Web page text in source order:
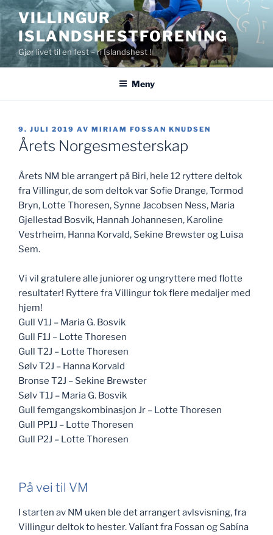
Gå
til
innhold
VILLINGUR
ISLANDSHESTFORENING
Gjør livet til en fest – ri Islandshest !
Meny
PUBLISERT
9. JULI 2019 AV MIRIAM FOSSAN KNUDSEN
Årets Norgesmesterskap
Årets NM ble arrangert på Biri, hele 12 ryttere deltok
fra Villingur, de som deltok var Sofie Drange, Tormod
Bryn, Lotte Thoresen, Synne Jacobsen Ness, Maria
Gjellestad Bosvik, Hannah Johannesen, Karoline
Vestrheim, Hanna Korvald, Sekine Brewster og Luisa
Sem.
Vi vil gratulere alle juniorer og ungryttere med flotte
resultater! Ryttere fra Villingur tok flere medaljer med
hjem!
Gull V1J – Maria G. Bosvik
Gull F1J – Lotte Thoresen
Gull T2J – Lotte Thoresen
Sølv T2J – Hanna Korvald
Bronse T2J – Sekine Brewster
Sølv T1J – Maria G. Bosvik
Gull femgangskombinasjon Jr – Lotte Thoresen
Gull PP1J – Lotte Thoresen
Gull P2J – Lotte Thoresen
På vei til VM
I starten av NM uken ble det arrangert avlsvisning, fra
Villingur deltok to hester. Valíant fra Fossan og Sabína